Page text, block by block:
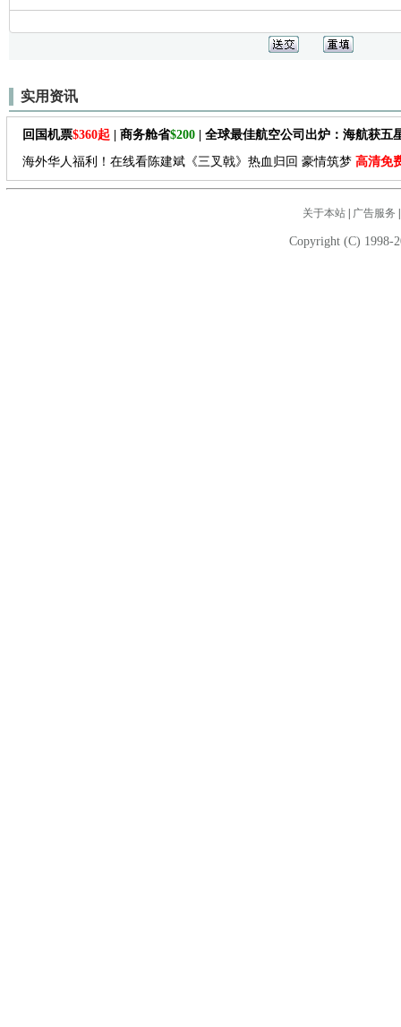
实用资讯
回国机票$360起 | 商务舱省$200 | 全球最佳航空公司出炉：海航获五
海外华人福利！在线看陈建斌《三叉戟》热血归回 豪情筑梦 高清免
关于本站| 广告服务
Copyright (C) 1998-